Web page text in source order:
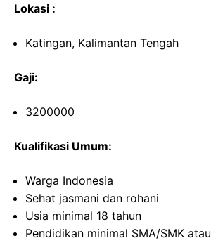
Lokasi :
Katingan, Kalimantan Tengah
Gaji:
3200000
Kualifikasi Umum:
Warga Indonesia
Sehat jasmani dan rohani
Usia minimal 18 tahun
Pendidikan minimal SMA/SMK